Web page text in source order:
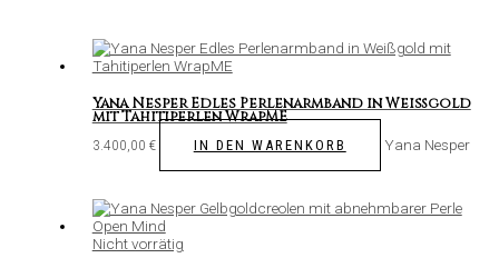
Yana Nesper Edles Perlenarmband in Weißgold
mit Tahitiperlen WrapME
3.400,00 € IN DEN WARENKORB Yana Nesper
Nicht vorrätig